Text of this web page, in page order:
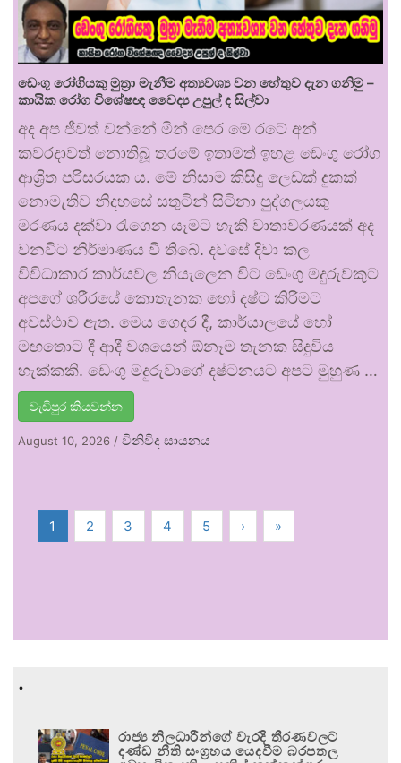
ඩෙංගු රෝගියකු ⁣මුත්‍රා මැනීම අත්‍යවශ්‍ය වන හේතුව දැන ගනිමු –
කායික රෝග විශේෂඥ වෛද්‍ය උපුල් ද සිල්වා
අද අප ජීවත් වන්නේ මින් පෙර මේ රටේ අන්
කවරදාවත් නොතිබූ තරමේ ඉතාමත් ඉහළ ඩෙංගු රෝග
ආශ්‍රිත පරිසරයක ය. මේ නිසාම කිසිදු ලෙඩක් දුකක්
නොමැතිව නිදහසේ සතුටින් සිටිනා පුද්ගලයකු
මරණය දක්වා රැගෙන යෑමට හැකි වාතාවරණයක් අද
වනවිට නිර්මාණය වී තිබේ. දවසේ දිවා කල
විවිධාකාර කාර්යවල නියැලෙන විට ඩෙංගු මදුරුවකුට
අපගේ ශරීරයේ කොතැනක හෝ දෂ්ට කිරීමට
අවස්ථාව ඇත. මෙය ගෙදර දී, කාර්යාලයේ හෝ
මඟතොට දී ආදී වශයෙන් ඕනෑම තැනක සිදුවිය
හැක්කකි. ඩෙංගු මදුරුවාගේ දෂ්ටනයට අපට මුහුණ …
වැඩිපුර කියවන්න
August 10, 2026 / විනිවිද සායනය
1 2 3 4 5 › »
.
රාජ්‍ය නිලධාරීන්ගේ වැරදි තීරණවලට
දණ්ඩ නීති සංග්‍රහය යෙදවීම බරපතල